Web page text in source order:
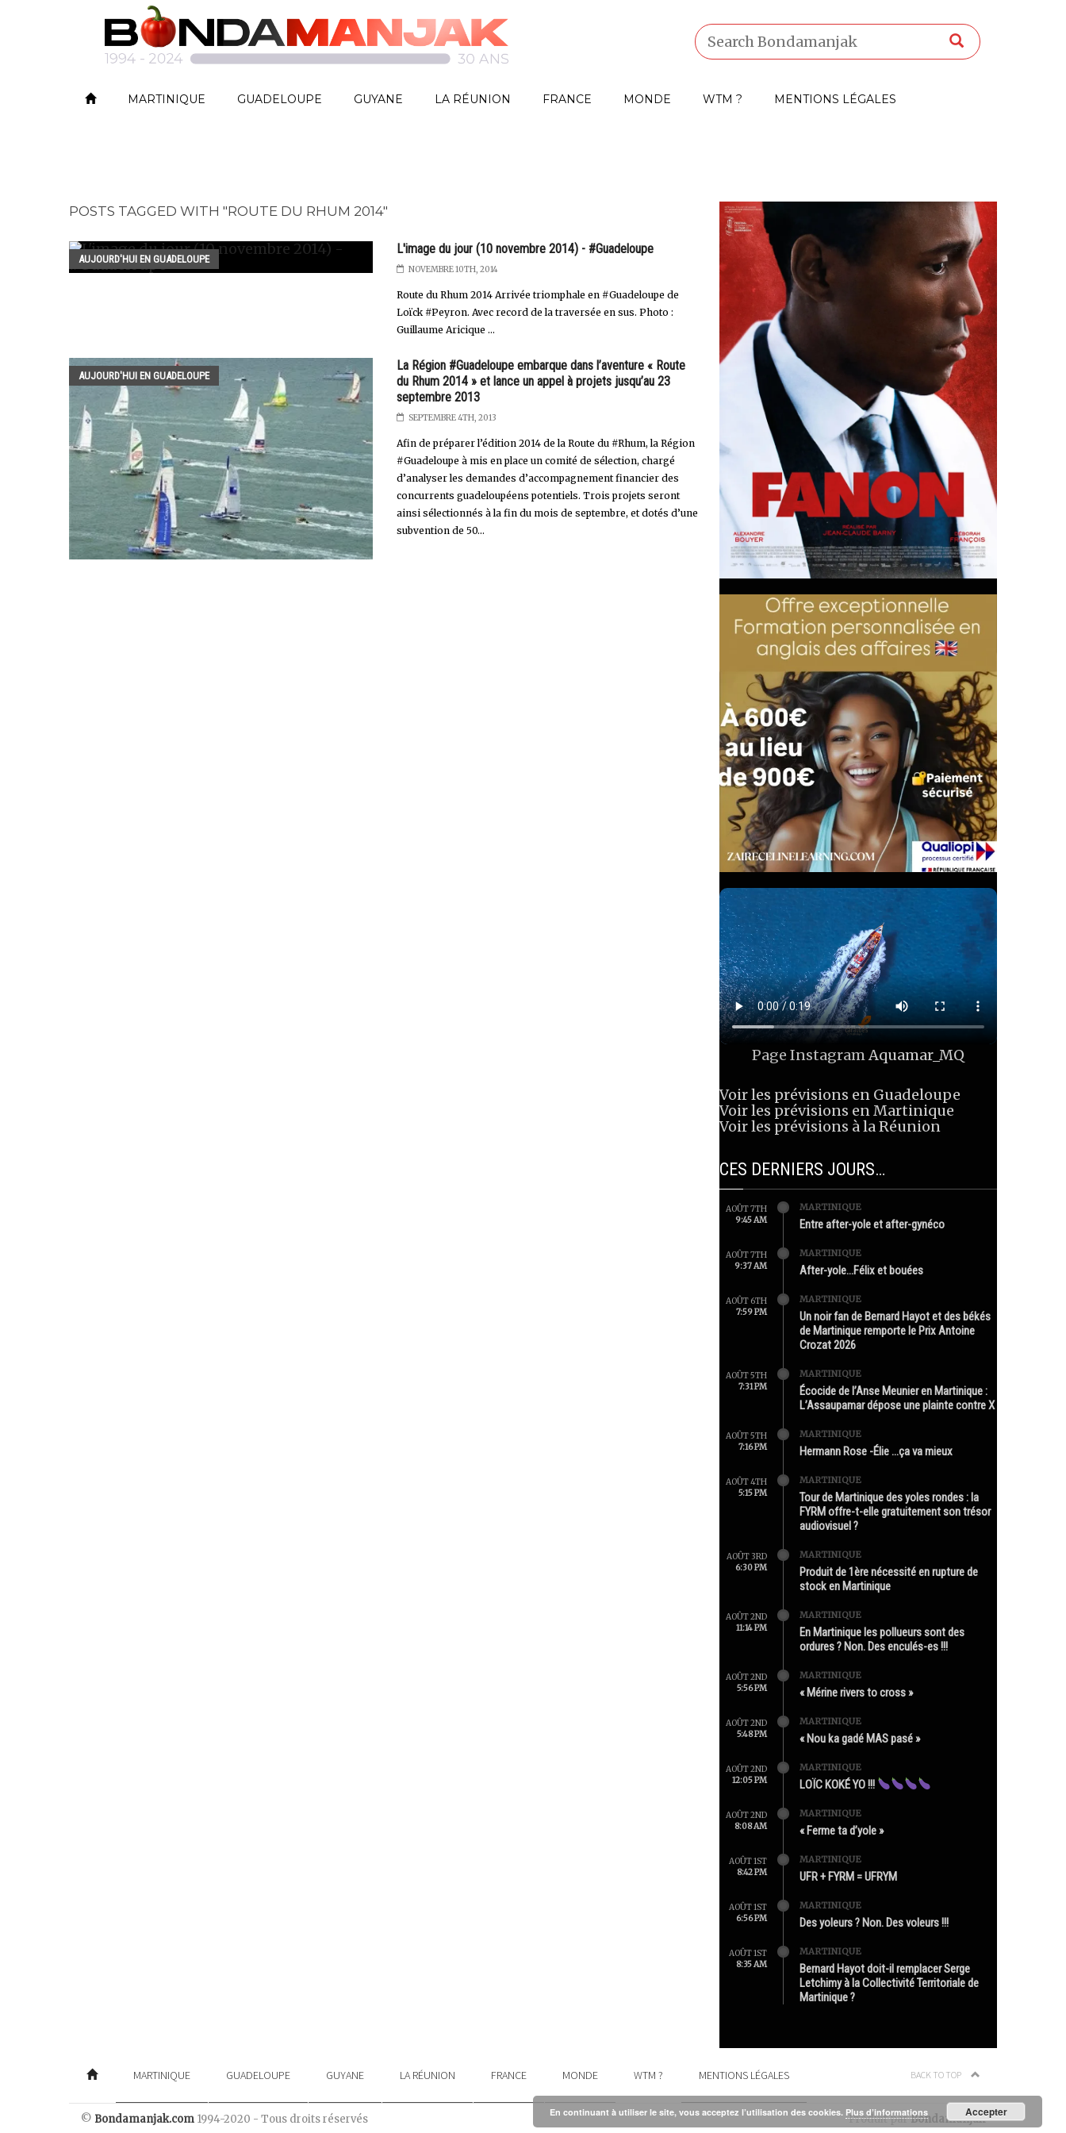
MARTINIQUE GUADELOUPE GUYANE LA RÉUNION FRANCE MONDE WTM ? MENTIONS LÉGALES
POSTS TAGGED WITH "ROUTE DU RHUM 2014"
AUJOURD'HUI EN GUADELOUPE
L'image du jour (10 novembre 2014) - #Guadeloupe
NOVEMBRE 10TH, 2014
Route du Rhum 2014 Arrivée triomphale en #Guadeloupe de
Loïck #Peyron. Avec record de la traversée en sus. Photo :
Guillaume Aricique ...
AUJOURD'HUI EN GUADELOUPE
La Région #Guadeloupe embarque dans l’aventure « Route
du Rhum 2014 » et lance un appel à projets jusqu’au 23
septembre 2013
SEPTEMBRE 4TH, 2013
Afin de préparer l’édition 2014 de la Route du #Rhum, la Région
#Guadeloupe à mis en place un comité de sélection, chargé
d’analyser les demandes d’accompagnement financier des
concurrents guadeloupéens potentiels. Trois projets seront
ainsi sélectionnés à la fin du mois de septembre, et dotés d’une
subvention de 50...
Page InstagramAquamar_MQ
Voir les prévisions en Guadeloupe
Voir les prévisions en Martinique
Voir les prévisions à la Réunion
CES DERNIERS JOURS…
AOÛT 7TH
9:45 AM
MARTINIQUE
Entre after-yole et after-gynéco
AOÛT 7TH
9:37 AM
MARTINIQUE
After-yole…Félix et bouées
AOÛT 6TH
7:59 PM
MARTINIQUE
Un noir fan de Bernard Hayot et des békés
de Martinique remporte le Prix Antoine
Crozat 2026
AOÛT 5TH
7:31 PM
MARTINIQUE
Écocide de l’Anse Meunier en Martinique :
L’Assaupamar dépose une plainte contre X
AOÛT 5TH
7:16 PM
MARTINIQUE
Hermann Rose -Élie …ça va mieux
AOÛT 4TH
5:15 PM
MARTINIQUE
Tour de Martinique des yoles rondes : la
FYRM offre-t-elle gratuitement son trésor
audiovisuel ?
AOÛT 3RD
6:30 PM
MARTINIQUE
Produit de 1ère nécessité en rupture de
stock en Martinique
AOÛT 2ND
11:14 PM
MARTINIQUE
En Martinique les pollueurs sont des
ordures ? Non. Des enculés-es !!!
AOÛT 2ND
5:56 PM
MARTINIQUE
« Mérine rivers to cross »
AOÛT 2ND
5:48 PM
MARTINIQUE
« Nou ka gadé MAS pasé »
AOÛT 2ND
12:05 PM
MARTINIQUE
LOÏC KOKÉ YO !!!
AOÛT 2ND
8:08 AM
MARTINIQUE
« Ferme ta d’yole »
AOÛT 1ST
8:42 PM
MARTINIQUE
UFR + FYRM = UFRYM
AOÛT 1ST
6:56 PM
MARTINIQUE
Des yoleurs ? Non. Des voleurs !!!
AOÛT 1ST
8:35 AM
MARTINIQUE
Bernard Hayot doit-il remplacer Serge
Letchimy à la Collectivité Territoriale de
Martinique ?
MARTINIQUE GUADELOUPE GUYANE LA RÉUNION FRANCE MONDE WTM ? MENTIONS LÉGALES BACK TO TOP
© Bondamanjak.com 1994-2020 - Tous droits réservés Produit parBondamanjak
En continuant à utiliser le site, vous acceptez l’utilisation des cookies. Plus d’informations Accepter